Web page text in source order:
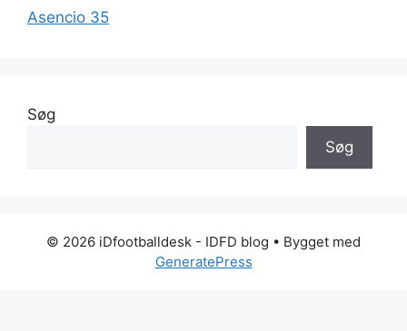
Asencio 35
Søg
Søg
© 2026 iDfootballdesk - IDFD blog • Bygget med
GeneratePress